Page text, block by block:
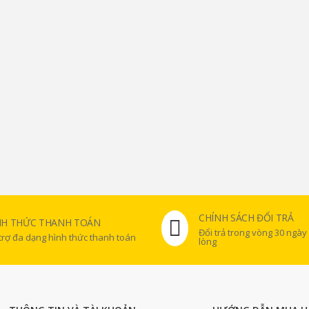
THỨC THANH TOÁN
đa dạng hình thức thanh toán
CHÍNH SÁCH ĐỔI TRẢ
Đổi trả trong vòng 30
lòng